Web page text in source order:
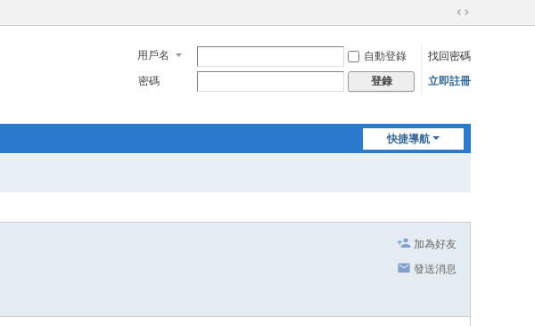
切
到
寬
用戶名 自動登錄
找回密碼
密碼
登錄 立即註冊
快捷導航
加為好友
發送消息